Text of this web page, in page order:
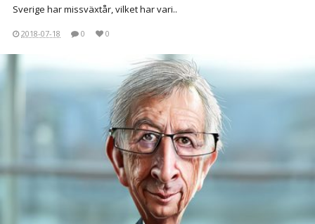
Sverige har missväxtår, vilket har vari..
2018-07-18 0 0